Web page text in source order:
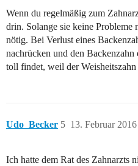
Wenn du regelmäßig zum
drin. Solange sie keine Probleme
nötig. Bei Verlust eines
nachrücken und den
toll findet, weil der Weisheitszahn
Udo_Becker 13. Februar
5
Ich hatte dem Rat des Zahnarzts